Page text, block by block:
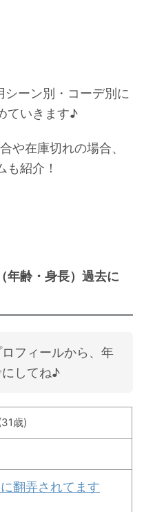
シーン別・コーデ別に
ていきます♪
や在庫切れの場合、
も紹介！
年齢・身長）過去に
フィールから、年
してね♪
歳)
翻弄されてます